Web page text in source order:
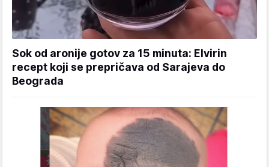
Sok od aronije gotov za 15 minuta: Elvirin
recept koji se prepričava od Sarajeva do
Beograda